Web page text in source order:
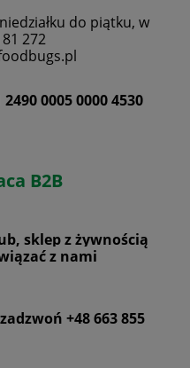
do piątku, w
272
0005 0000 4530
B2B
sklep z żywnością
z nami
+48 663 855